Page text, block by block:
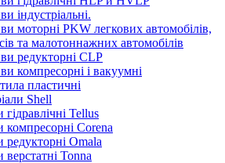
індустріальні.
моторні PKW легкових автомобілів,
та малотоннажних автомобілів
редукторні CLP
компресорні і вакуумні
пластичні
Shell
Tellus
компресорні Corena
редукторні Omala
верстатні Tonna